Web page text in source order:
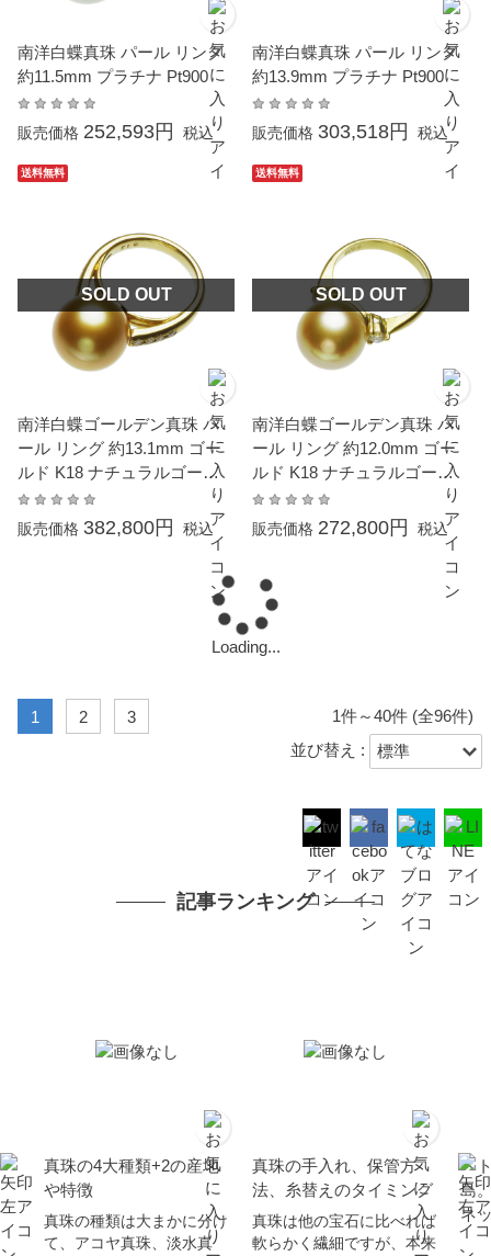
南洋白蝶真珠 パール リング
約11.5mm プラチナ Pt900
販売価格 252,593円 税込
南洋白蝶真珠 パール リング
約13.9mm プラチナ Pt900
販売価格 303,518円 税込
送料無料
SOLD OUT
南洋白蝶ゴールデン真珠 パ
ール リング 約13.1mm ゴー
ルド K18 ナチュラルゴール
ド
販売価格 382,800円 税込
送料無料
SOLD OUT
南洋白蝶ゴールデン真珠 パ
ール リング 約12.0mm ゴー
ルド K18 ナチュラルゴール
ド
販売価格 272,800円 税込
SOLD OUT
南洋白蝶ゴールデン真珠 パ
ール フォーマル ネックレス
約9.0-11.5mm シルバー SV
ナチュラルゴールド
748,000円 税込
南洋白蝶ゴールデン真珠 パ
ール ペンダント 約14.0mm
南洋白蝶ゴールデン真珠 パ
ール ペンダント 約11.0mm